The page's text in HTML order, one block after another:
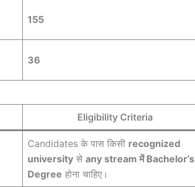
155
36
Eligibility Criteria
Candidates के पास किसी recognized
university से any stream में Bachelor’s
Degree होना चाहिए।